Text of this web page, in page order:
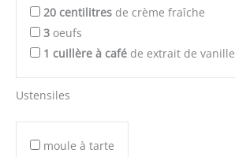
20 centilitres de crème fraîche
3 oeufs
1 cuillère à café de extrait de vanille
Ustensiles
moule à tarte